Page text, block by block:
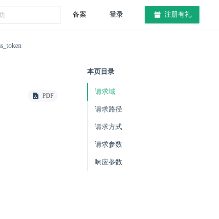
备案 登录 注册有礼
PDF
本页目录
请求域
请求路径
请求方式
请求参数
响应参数